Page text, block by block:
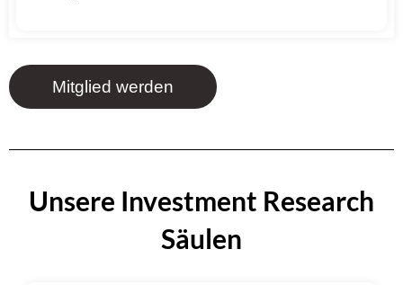
Mitglied werden
Unsere Investment Research
Säulen